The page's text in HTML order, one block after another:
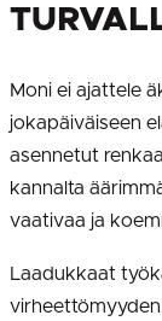
Moni ei ajattele
jokapäiväiseen
asennetut
kannalta
vaativaa ja
Laadukkaat